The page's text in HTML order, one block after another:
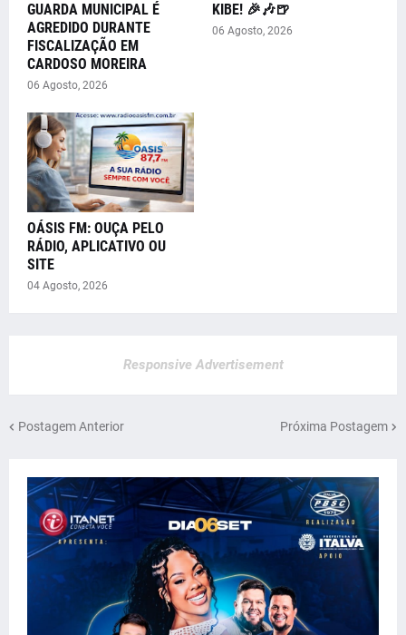
GUARDA MUNICIPAL É
AGREDIDO DURANTE
FISCALIZAÇÃO EM
CARDOSO MOREIRA
06 Agosto, 2026
KIBE! 🎉🎶🍺
06 Agosto, 2026
OÁSIS FM: OUÇA PELO
RÁDIO, APLICATIVO OU
SITE
04 Agosto, 2026
Responsive Advertisement
Postagem Anterior Próxima Postagem